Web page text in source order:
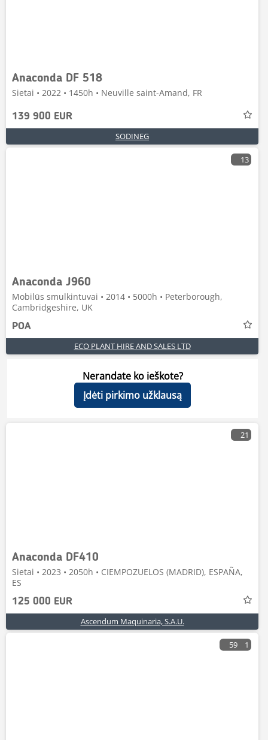
Anaconda DF 518
Sietai • 2022 • 1450h • Neuville saint-Amand, FR
139 900 EUR
SODINEG
13
Anaconda J960
Mobilūs smulkintuvai • 2014 • 5000h • Peterborough,
Cambridgeshire, UK
POA
ECO PLANT HIRE AND SALES LTD
Nerandate ko ieškote?
Įdėti pirkimo užklausą
21
Anaconda DF410
Sietai • 2023 • 2050h • CIEMPOZUELOS (MADRID), ESPAÑA,
ES
125 000 EUR
Ascendum Maquinaria, S.A.U.
59 1